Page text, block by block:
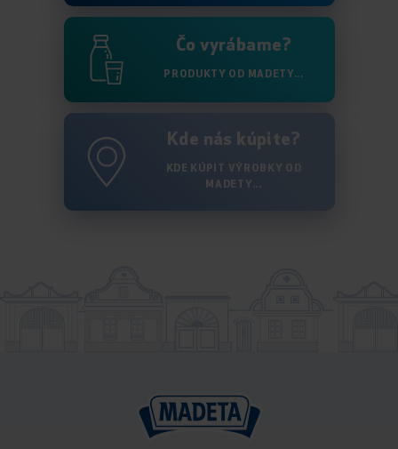
Čo vyrábame?
PRODUKTY OD MADETY...
Kde nás kúpite?
KDE KÚPIT VÝROBKY OD
MADETY...